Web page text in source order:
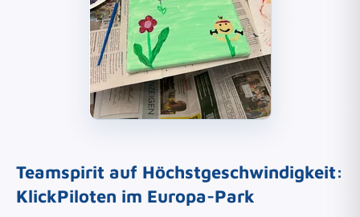
Teamspirit auf Höchstgeschwindigkeit:
KlickPiloten im Europa-Park